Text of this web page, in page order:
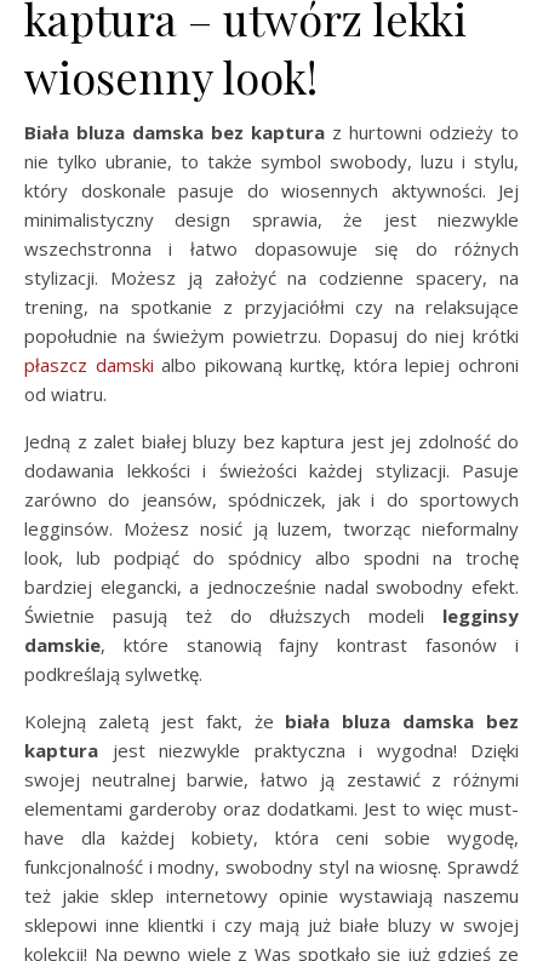
kaptura – utwórz lekki
wiosenny look!
Biała bluza damska bez kaptura z hurtowni odzieży to
nie tylko ubranie, to także symbol swobody, luzu i stylu,
który doskonale pasuje do wiosennych aktywności. Jej
minimalistyczny design sprawia, że jest niezwykle
wszechstronna i łatwo dopasowuje się do różnych
stylizacji. Możesz ją założyć na codzienne spacery, na
trening, na spotkanie z przyjaciółmi czy na relaksujące
popołudnie na świeżym powietrzu. Dopasuj do niej krótki
płaszcz damski albo pikowaną kurtkę, która lepiej ochroni
od wiatru.
Jedną z zalet białej bluzy bez kaptura jest jej zdolność do
dodawania lekkości i świeżości każdej stylizacji. Pasuje
zarówno do jeansów, spódniczek, jak i do sportowych
legginsów. Możesz nosić ją luzem, tworząc nieformalny
look, lub podpiąć do spódnicy albo spodni na trochę
bardziej elegancki, a jednocześnie nadal swobodny efekt.
Świetnie pasują też do dłuższych modeli legginsy
damskie, które stanowią fajny kontrast fasonów i
podkreślają sylwetkę.
Kolejną zaletą jest fakt, że biała bluza damska bez
kaptura jest niezwykle praktyczna i wygodna! Dzięki
swojej neutralnej barwie, łatwo ją zestawić z różnymi
elementami garderoby oraz dodatkami. Jest to więc must-
have dla każdej kobiety, która ceni sobie wygodę,
funkcjonalność i modny, swobodny styl na wiosnę. Sprawdź
też jakie sklep internetowy opinie wystawiają naszemu
sklepowi inne klientki i czy mają już białe bluzy w swojej
kolekcji! Na pewno wiele z Was spotkało się już gdzieś ze